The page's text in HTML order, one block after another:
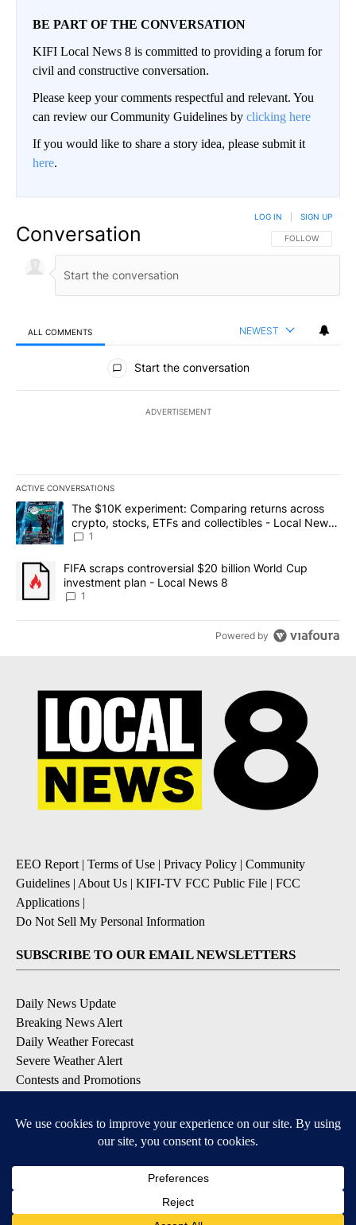
BE PART OF THE CONVERSATION
KIFI Local News 8 is committed to providing a forum for
civil and constructive conversation.
Please keep your comments respectful and relevant. You
can review our Community Guidelines by clicking here
If you would like to share a story idea, please submit it
here.
Conversation FOLLOW THIS
FOLLOW
LOG IN SIGN UP
ALL COMMENTS NEWEST
All Comments
Start the conversation
ADVERTISEMENT
ACTIVE CONVERSATIONS
The following is a list of the most commented articles in the last
A trending article titled "The $10K experiment: Comparing
The $10K experiment: Comparing returns across
crypto, stocks, ETFs and collectibles - Local News
8
1
A trending article titled "FIFA scraps controversial $20 billion
FIFA scraps controversial $20 billion World Cup
investment plan - Local News 8
1
Powered by
EEO Report| Terms of Use | Privacy Policy | Community
Guidelines | About Us | KIFI-TV FCC Public File | FCC
Applications |
Do Not Sell My Personal Information
SUBSCRIBE TO OUR EMAIL NEWSLETTERS
Daily News Update
Breaking News Alert
Daily Weather Forecast
Severe Weather Alert
Contests and Promotions